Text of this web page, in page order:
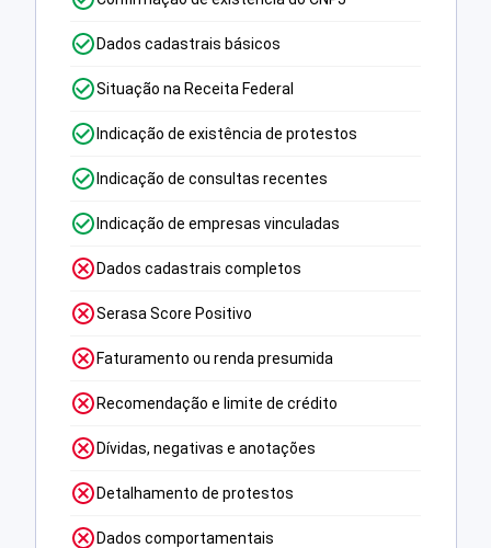
Dados cadastrais básicos
Situação na Receita Federal
Indicação de existência de protestos
Indicação de consultas recentes
Indicação de empresas vinculadas
Dados cadastrais completos
Serasa Score Positivo
Faturamento ou renda presumida
Recomendação e limite de crédito
Dívidas, negativas e anotações
Detalhamento de protestos
Dados comportamentais